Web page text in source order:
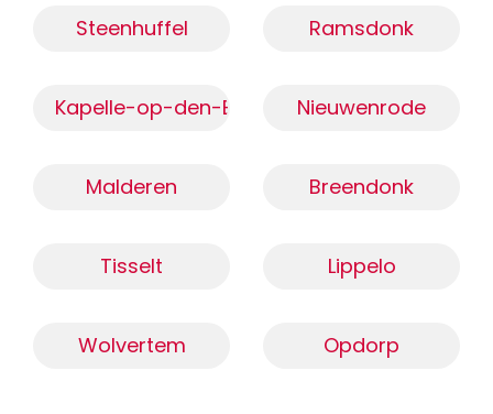
Steenhuffel Ramsdonk
Kapelle-op-den-Bos Nieuwenrode
Malderen Breendonk
Tisselt Lippelo
Wolvertem Opdorp